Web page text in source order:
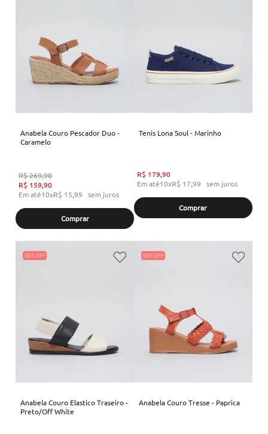
Anabela Couro Pescador Duo -
Caramelo
R$269,90
R$ 159,90
Em até10xR$ 15,99 sem juros
Comprar
Tenis Lona Soul - Marinho
R$ 179,90
Em até10xR$ 17,99 sem juros
Comprar
38%
Anabela Couro Elastico Traseiro -
Preto/Off White
50%
Anabela Couro Tresse - Paprica